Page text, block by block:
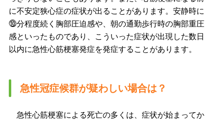
に不安定狭心症の症状が出ることがあります。安静時に
⓾分程度続く胸部圧迫感や、朝の通勤歩行時の胸部重圧
感といったものであり、こういった症状が出現した数日
以内に急性心筋梗塞発症を発症することがあります。
急性冠症候群が疑わしい場合は？
急性心筋梗塞による死亡の多くは、症状が始まってか